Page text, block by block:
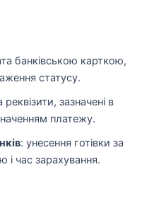
банківською карткою,
статусу.
реквізити, зазначені в
платежу.
: унесення готівки за
і час зарахування.